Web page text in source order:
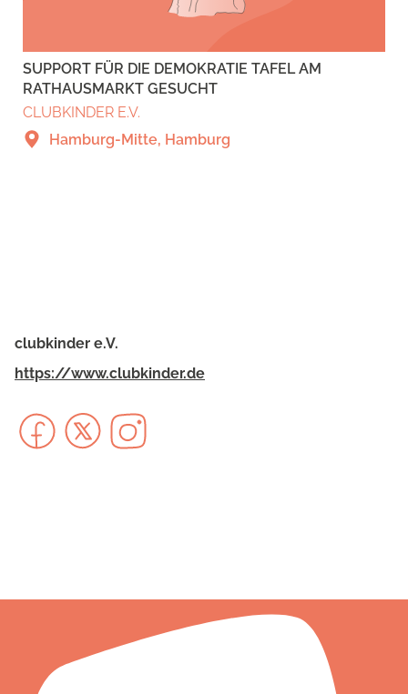
SUPPORT FÜR DIE DEMOKRATIE TAFEL AM
RATHAUSMARKT GESUCHT
CLUBKINDER E.V.
Hamburg-Mitte, Hamburg
clubkinder e.V.
https://www.clubkinder.de